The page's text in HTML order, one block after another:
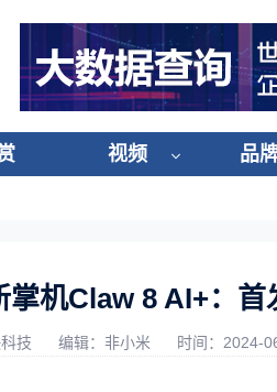
视频 品
掌机Claw 8 AI+：
技 编辑：非小米 时间：2024-